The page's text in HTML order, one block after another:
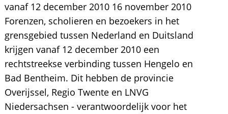
vanaf 12 december 2010 16 november 2010
Forenzen, scholieren en bezoekers in het
grensgebied tussen Nederland en Duitsland
krijgen vanaf 12 december 2010 een
rechtstreekse verbinding tussen Hengelo en
Bad Bentheim. Dit hebben de provincie
Overijssel, Regio Twente en LNVG
Niedersachsen - verantwoordelijk voor het